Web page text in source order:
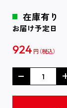
在庫有り
お届け予定日
924 円